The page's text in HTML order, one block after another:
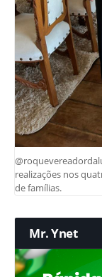
realizações nos
de famílias.
Mr. Ynet